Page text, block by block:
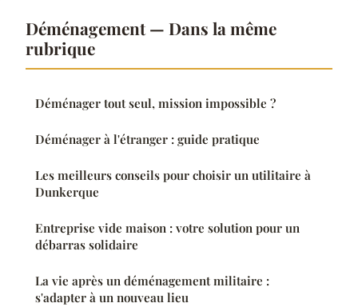
Déménagement — Dans la même
rubrique
Déménager tout seul, mission impossible ?
Déménager à l'étranger : guide pratique
Les meilleurs conseils pour choisir un utilitaire à
Dunkerque
Entreprise vide maison : votre solution pour un
débarras solidaire
La vie après un déménagement militaire :
s'adapter à un nouveau lieu